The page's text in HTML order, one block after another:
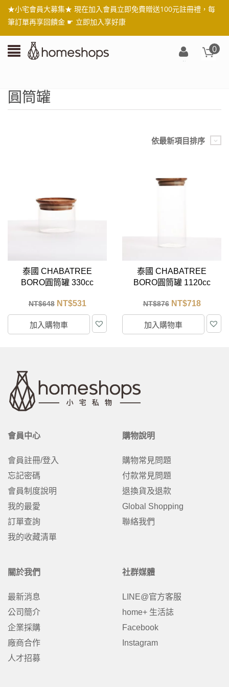
★小宅會員大募集★ 現在加入會員立即免費贈送100元註冊禮，每
筆訂單再享回饋金 ☛ 立即加入享好康
0
圓筒罐
依最新項目排序
泰國 CHABATREE
BORO圓筒罐 330cc
NT$648 NT$531
加入購物車
泰國 CHABATREE
BORO圓筒罐 1120cc
NT$876 NT$718
加入購物車
會員中心
會員註冊/登入
忘記密碼
會員制度說明
我的最愛
訂單查詢
我的收藏清單
購物說明
購物常見問題
付款常見問題
退換貨及退款
Global Shopping
聯絡我們
關於我們
最新消息
公司簡介
企業採購
廠商合作
人才招募
社群媒體
LINE@官方客服
home+ 生活誌
Facebook
Instagram